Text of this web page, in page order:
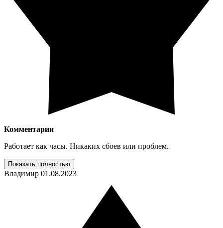
Комментарии
Работает как часы. Никаких сбоев или проблем.
Показать полностью
Владимир 01.08.2023